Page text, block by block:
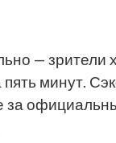
— зрители
минут.
за